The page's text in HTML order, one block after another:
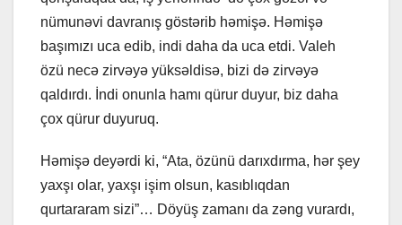
nümunəvi davranış göstərib həmişə. Həmişə
başımızı uca edib, indi daha da uca etdi. Valeh
özü necə zirvəyə yüksəldisə, bizi də zirvəyə
qaldırdı. İndi onunla hamı qürur duyur, biz daha
çox qürur duyuruq.
Həmişə deyərdi ki, “Ata, özünü darıxdırma, hər şey
yaxşı olar, yaxşı işim olsun, kasıblıqdan
qurtararam sizi”… Döyüş zamanı da zəng vurardı,